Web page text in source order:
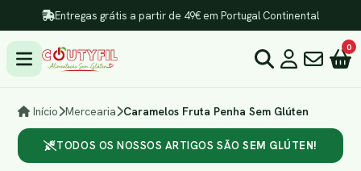
Entregas grátis a partir de 49€ em Portugal Continental
0
Início Mercearia Caramelos Fruta Penha Sem Glúten
TODOS OS NOSSOS ARTIGOS SÃO SEM GLÚTEN!